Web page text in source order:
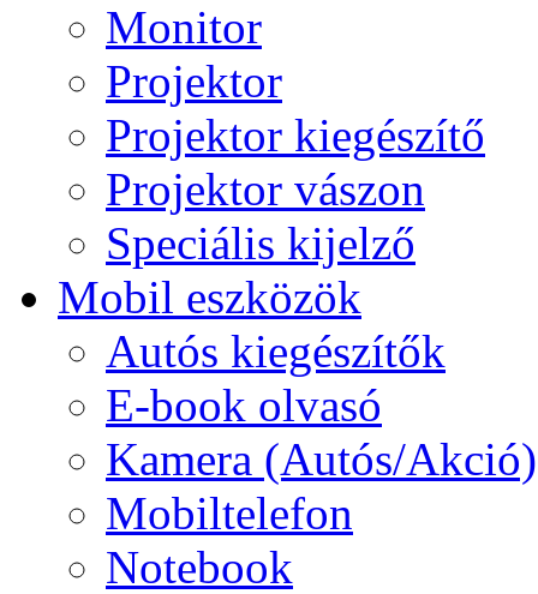
Monitor
Projektor
Projektor kiegészítő
Projektor vászon
Speciális kijelző
Mobil eszközök
Autós kiegészítők
E-book olvasó
Kamera (Autós/Akció)
Mobiltelefon
Notebook